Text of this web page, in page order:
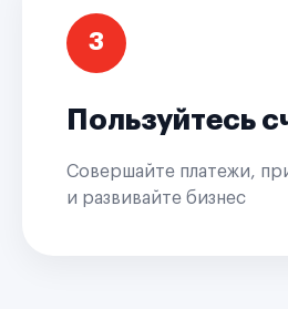
3
Пользуйтесь
Совершайте платежи,
и развивайте бизнес